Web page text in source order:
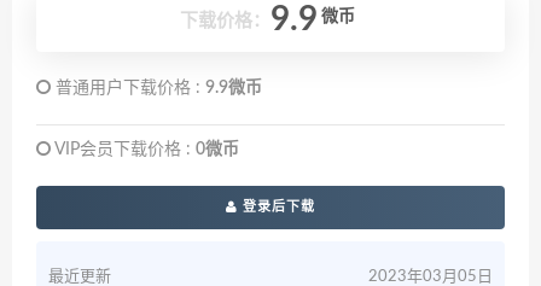
下载价格： 9.9 微币
普通用户下载价格 : 9.9微币
VIP会员下载价格 : 0微币
登录后下载
最近更新 2023年03月05日